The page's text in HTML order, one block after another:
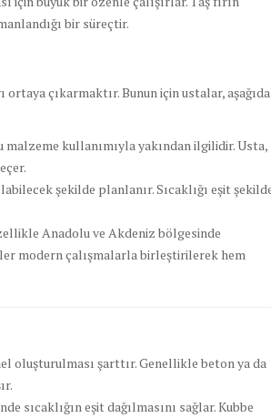
bir süreçtir.
çıkarmaktır. Bunun için ustalar,
malzeme kullanımıyla yakından ilgilidir. Usta,
şekilde planlanır. Sıcaklığı eşit
Anadolu ve Akdeniz bölgesinde
modern çalışmalarla birleştirilerek hem
oluşturulması şarttır. Genellikle beton ya da
sıcaklığın eşit dağılmasını sağlar. Kubbe